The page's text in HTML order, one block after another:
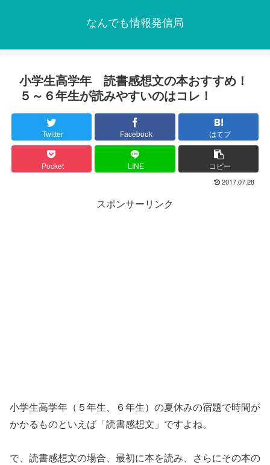
なんでも情報発信局
小学生高学年 読書感想文の本おすすめ！
５～６年生が読みやすいのはコレ！
Twitter Facebook はてブ
Pocket LINE コピー
2017.07.28
スポンサーリンク
小学生高学年（５年生、６年生）の夏休みの宿題で時間が
かかるものといえば「読書感想文」ですよね。
で、読書感想文の場合、最初に本を読み、さらにその本の